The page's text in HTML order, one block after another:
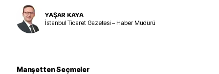
YAŞAR KAYA
İstanbul Ticaret Gazetesi – Haber Müdürü
Manşetten Seçmeler